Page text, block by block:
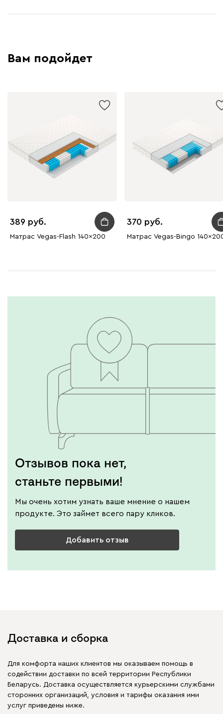
Вам подойдет
389
Матрас Vegas-Flash 140x200
370
Матрас Vegas-Bingo
Отзывов пока нет,
станьте первыми!
Мы очень хотим узнать ваше мнение о нашем
продукте. Это займет всего пару кликов.
Добавить отзыв
Доставка и сборка
Для комфорта наших клиентов мы оказываем помощь в
содействии доставки по всей территории Республики
Беларусь. Доставка осуществляется курьерскими службами
сторонних организаций, условия и тарифы оказания ими
услуг приведены ниже.